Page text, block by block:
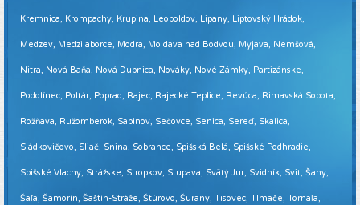
Kremnica, Krompachy, Krupina, Leopoldov, Lipany, Liptovský Hrádok,
Medzev, Medzilaborce, Modra, Moldava nad Bodvou, Myjava, Nemšová,
Nitra, Nová Baňa, Nová Dubnica, Nováky, Nové Zámky, Partizánske,
Podolínec, Poltár, Poprad, Rajec, Rajecké Teplice, Revúca, Rimavská Sobota,
Rožňava, Ružomberok, Sabinov, Sečovce, Senica, Sereď, Skalica,
Sládkovičovo, Sliač, Snina, Sobrance, Spišská Belá, Spišské Podhradie,
Spišské Vlachy, Strážske, Stropkov, Stupava, Svätý Jur, Svidník, Svit, Šahy,
Šaľa, Šamorín, Šaštín-Stráže, Štúrovo, Šurany, Tisovec, Tlmače, Tornaľa,